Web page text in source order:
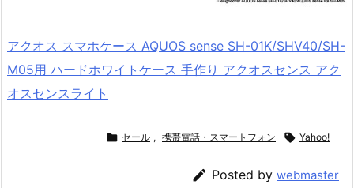
アクオス スマホケース AQUOS sense SH-01K/SHV40/SH-
M05用 ハードホワイトケース 手作り アクオスセンス アク
オスセンスライト
 セール , 携帯電話・スマートフォン  Yahoo!
 Posted by webmaster